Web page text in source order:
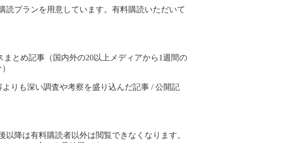
読プランを用意しています。有料購読いただいて
とめ記事（国内外の20以上メディアから1週間の
よりも深い調査や考察を盛り込んだ記事 / 公開記
降は有料購読者以外は閲覧できなくなります。